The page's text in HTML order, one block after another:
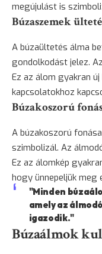
megújulást is
Búzaszemek
A búzaültetés álma
gondolkodást jelez.
Ez az álom gyakran
kapcsolatokhoz
Búzakoszorú
A búzakoszorú
szimbolizál. Az
Ez az álomkép
hogy ünnepeljük meg
"Minden
amely az
igazodik."
Búzaálmok